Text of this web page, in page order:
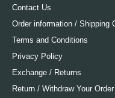
Contact Us
Order information / Shipping
Terms and Conditions
Privacy Policy
Exchange / Returns
Return / Withdraw Your Order